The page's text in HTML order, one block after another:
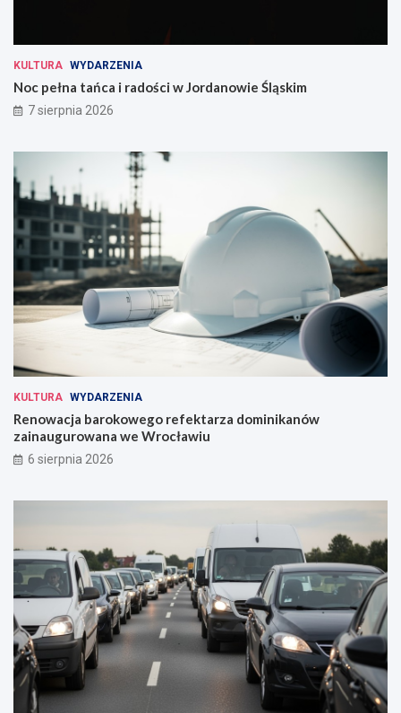
KULTURA WYDARZENIA
Noc pełna tańca i radości w Jordanowie Śląskim
7 sierpnia 2026
KULTURA WYDARZENIA
Renowacja barokowego refektarza dominikanów
zainaugurowana we Wrocławiu
6 sierpnia 2026